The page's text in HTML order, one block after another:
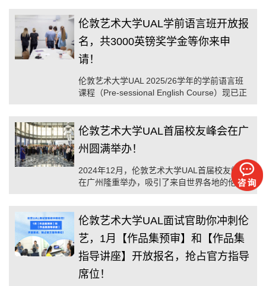
伦敦艺术大学UAL学前语言班开放报
名，共3000英镑奖学金等你来申
请！
伦敦艺术大学UAL 2025/26学年的学前语言班
课程（Pre-sessional English Course）现已正
伦敦艺术大学UAL首届校友峰会在广
州圆满举办！
2024年12月，伦敦艺术大学UAL首届校友峰会
在广州隆重举办，吸引了来自世界各地的伦艺
伦敦艺术大学UAL面试官助你冲刺伦
艺，1月【作品集预审】和【作品集
指导讲座】开放报名，抢占官方指导
席位！